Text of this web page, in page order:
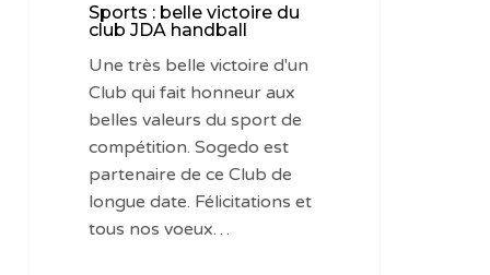
Sports : belle victoire du
club JDA handball
Une très belle victoire d'un
Club qui fait honneur aux
belles valeurs du sport de
compétition. Sogedo est
partenaire de ce Club de
longue date. Félicitations et
tous nos voeux…